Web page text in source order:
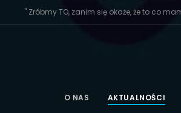
" Zróbmy TO, zanim się okaże, że to co
O NAS AKTUALNOŚCI